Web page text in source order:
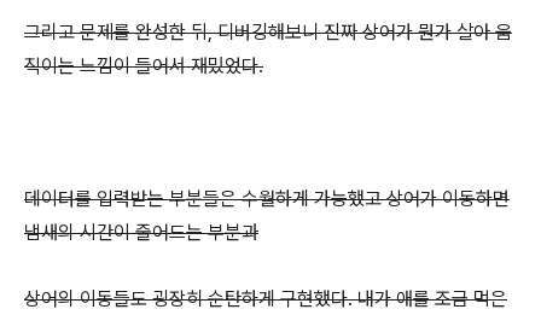
그리고 문제를 완성한 뒤, 디버깅해보니 진짜 상어가 뭔가 살아 움
직이는 느낌이 들어서 재밌었다.
데이터를 입력받는 부분들은 수월하게 가능했고 상어가 이동하면
냄새의 시간이 줄어드는 부분과
상어의 이동들도 굉장히 순탄하게 구현했다. 내가 애를 조금 먹은